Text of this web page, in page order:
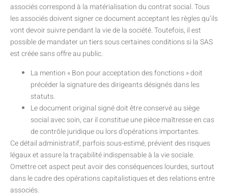
associés correspond à la matérialisation du contrat social. Tous
les associés doivent signer ce document acceptant les règles qu’ils
vont devoir suivre pendant la vie de la société. Toutefois, il est
possible de mandater un tiers sous certaines conditions si la SAS
est créée sans offre au public.
La mention « Bon pour acceptation des fonctions » doit
précéder la signature des dirigeants désignés dans les
statuts.
Le document original signé doit être conservé au siège
social avec soin, car il constitue une pièce maîtresse en cas
de contrôle juridique ou lors d’opérations importantes.
Ce détail administratif, parfois sous-estimé, prévient des risques
légaux et assure la traçabilité indispensable à la vie sociale.
Omettre cet aspect peut avoir des conséquences lourdes, surtout
dans le cadre des opérations capitalistiques et des relations entre
associés.